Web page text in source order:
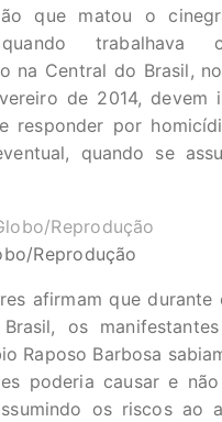
que matou o
trabalhava
na Central do Brasil,
de 2014, devem
responder por
quando se
Reprodução
afirmam que durante
os
Raposo Barbosa
poderia causar e
os riscos ao